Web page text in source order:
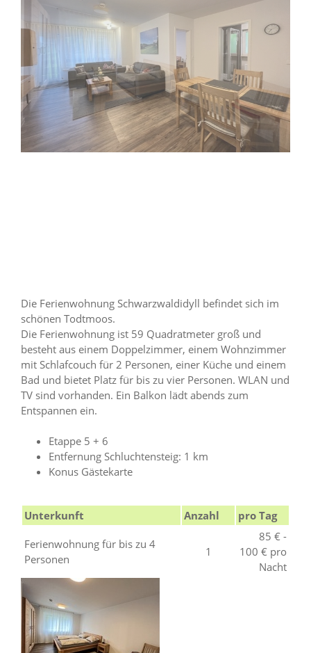
Die Ferienwohnung Schwarzwaldidyll befindet sich im
schönen Todtmoos.
Die Ferienwohnung ist 59 Quadratmeter groß und
besteht aus einem Doppelzimmer, einem Wohnzimmer
mit Schlafcouch für 2 Personen, einer Küche und einem
Bad und bietet Platz für bis zu vier Personen. WLAN und
TV sind vorhanden. Ein Balkon lädt abends zum
Entspannen ein.
Etappe 5 + 6
Entfernung Schluchtensteig: 1 km
Konus Gästekarte
Unterkunft Anzahl pro Tag
Ferienwohnung für bis zu 4
Personen
1
85 € -
100 € pro
Nacht